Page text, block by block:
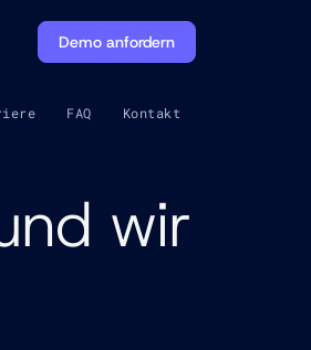
Demo anfordern
FAQ Kontakt
wir